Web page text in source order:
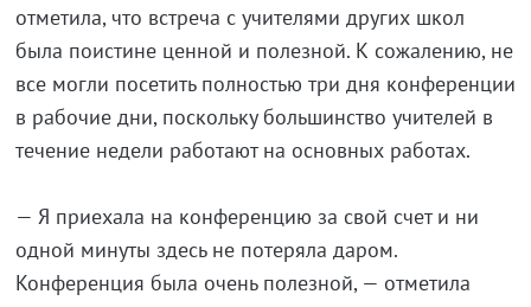
отметила, что встреча с учителями других школ
была поистине ценной и полезной. К сожалению, не
все могли посетить полностью три дня конференции
в рабочие дни, поскольку большинство учителей в
течение недели работают на основных работах.
— Я приехала на конференцию за свой счет и ни
одной минуты здесь не потеряла даром.
Конференция была очень полезной, — отметила